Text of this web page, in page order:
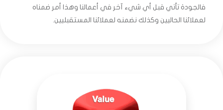
فالجودة تأتي قبل أي شيء آخر في أعمالنا وهذا أمر ضمناه
لعملائنا الحاليين وكذلك نضمنه لعملائنا المستقبليين.